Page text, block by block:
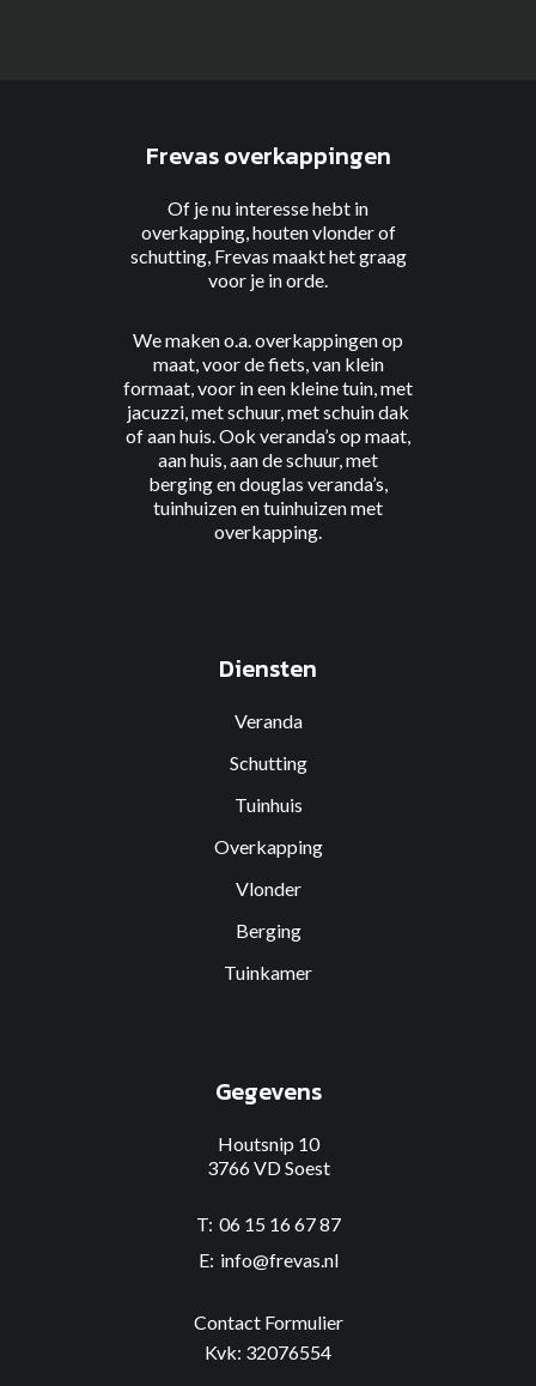
Frevas overkappingen
Of je nu interesse hebt in
overkapping, houten vlonder of
schutting, Frevas maakt het graag
voor je in orde.
We maken o.a. overkappingenop
maat,voor de fiets, van klein
formaat, voor in een kleine tuin, met
jacuzzi, metschuur, metschuin dak
ofaan huis. Ook veranda’s op maat,
aanhuis, aande schuur, met
bergingendouglas veranda’s,
tuinhuizenentuinhuizen met
overkapping.
Diensten
Veranda
Schutting
Tuinhuis
Overkapping
Vlonder
Berging
Tuinkamer
Gegevens
Houtsnip 10
3766 VD Soest
06 15 16 67 87
info@frevas.nl
Contact Formulier
Kvk: 32076554